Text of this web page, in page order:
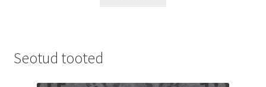
Seotud tooted